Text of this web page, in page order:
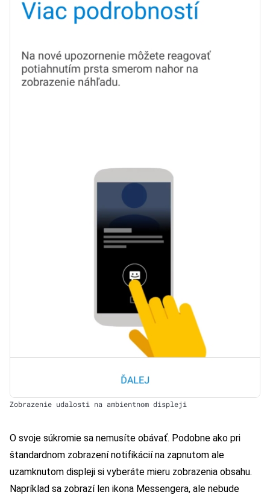
Zobrazenie udalosti na ambientnom displeji
O svoje súkromie sa nemusíte obávať. Podobne ako pri
štandardnom zobrazení notifikácií na zapnutom ale
uzamknutom displeji si vyberáte mieru zobrazenia obsahu.
Napríklad sa zobrazí len ikona Messengera, ale nebude